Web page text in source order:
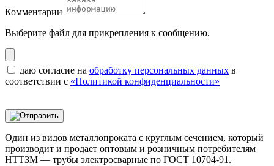
Комментарии
Выберите файл для прикрепления к сообщению.
даю согласие на обработку персональных данных в
соответствии с «Политикой конфиденциальности»
Один из видов металлопроката с круглым сечением, который
производит и продает оптовым и розничным потребителям
НТТЗМ — трубы электросварные по ГОСТ 10704-91.